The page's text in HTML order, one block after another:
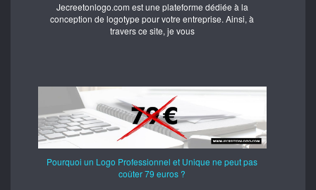
Jecreetonlogo.com est une plateforme dédiée à la
conception de logotype pour votre entreprise. Ainsi, à
travers ce site, je vous
Pourquoi un Logo Professionnel et Unique ne peut pas
coûter 79 euros ?